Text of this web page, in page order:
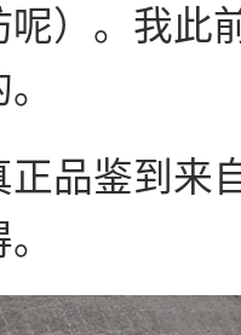
）。我此
品鉴到来